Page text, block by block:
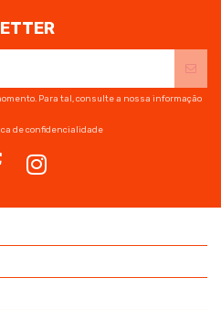
Para tal, consulte a nossa informação
de confidencialidade